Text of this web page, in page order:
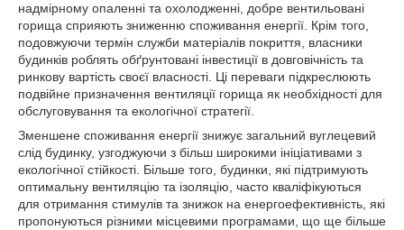
надмірному опаленні та охолодженні, добре вентильовані
горища сприяють зниженню споживання енергії. Крім того,
подовжуючи термін служби матеріалів покриття, власники
будинків роблять обґрунтовані інвестиції в довговічність та
ринкову вартість своєї власності. Ці переваги підкреслюють
подвійне призначення вентиляції горища як необхідності для
обслуговування та екологічної стратегії.
Зменшене споживання енергії знижує загальний вуглецевий
слід будинку, узгоджуючи з більш широкими ініціативами з
екологічної стійкості. Більше того, будинки, які підтримують
оптимальну вентиляцію та ізоляцію, часто кваліфікуються
для отримання стимулів та знижок на енергоефективність, які
пропонуються різними місцевими програмами, що ще більше